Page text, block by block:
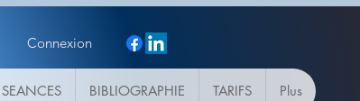
Connexion
SEANCES BIBLIOGRAPHIE TARIFS Plus